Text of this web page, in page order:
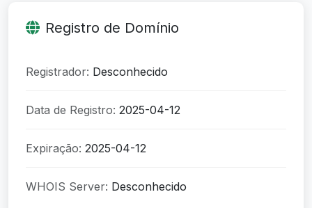
Registro de Domínio
Registrador: Desconhecido
Data de Registro: 2025-04-12
Expiração: 2025-04-12
WHOIS Server: Desconhecido